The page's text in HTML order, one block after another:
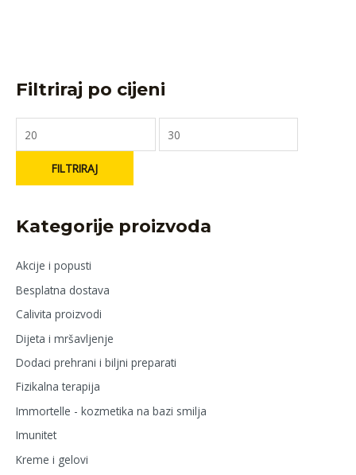
Filtriraj po cijeni
FILTRIRAJ
Kategorije proizvoda
Akcije i popusti
Besplatna dostava
Calivita proizvodi
Dijeta i mršavljenje
Dodaci prehrani i biljni preparati
Fizikalna terapija
Immortelle - kozmetika na bazi smilja
Imunitet
Kreme i gelovi